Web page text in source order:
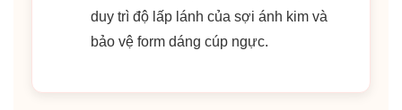
duy trì độ lấp lánh của sợi ánh kim và
bảo vệ form dáng cúp ngực.